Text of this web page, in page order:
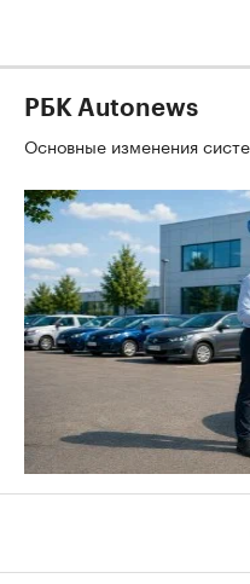
РБК Autonews
Основные изменения